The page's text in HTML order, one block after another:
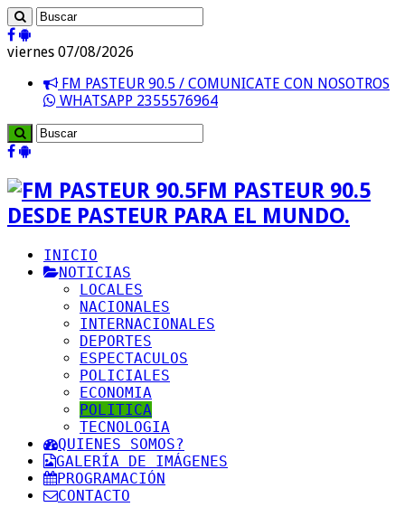
viernes 07/08/2026
FM PASTEUR 90.5 / COMUNICATE CON NOSOTROS
WHATSAPP 2355576964
FM PASTEUR 90.5
DESDE PASTEUR PARA EL MUNDO.
INICIO
NOTICIAS
LOCALES
NACIONALES
INTERNACIONALES
DEPORTES
ESPECTACULOS
POLICIALES
ECONOMIA
POLITICA
TECNOLOGIA
QUIENES SOMOS?
GALERÍA DE IMÁGENES
PROGRAMACIÓN
CONTACTO